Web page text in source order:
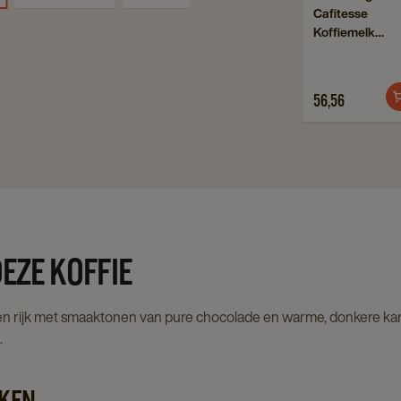
page
to
Douwe
Cafitesse
Koffiemelk
Cafitesse
Koffiemelk
56,56
KOFFIE
rijk met smaaktonen van pure chocolade en warme, donkere